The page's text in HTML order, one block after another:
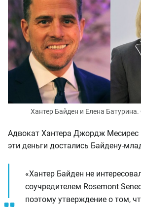
Хантер Байден и Елена
Адвокат Хантера Джордж Месирес
эти деньги достались Байдену-
«Хантер Байден не
соучредителем Rosemont
поэтому утверждение о том,